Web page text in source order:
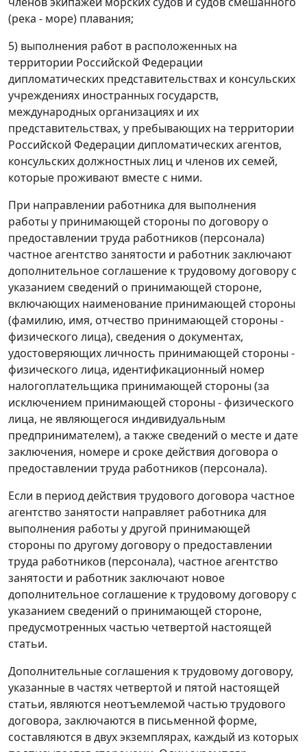
(река - море) плавания;
5) выполнения работ в расположенных на
территории Российской Федерации
дипломатических представительствах и консульских
учреждениях иностранных государств,
международных организациях и их
представительствах, у пребывающих на территории
Российской Федерации дипломатических агентов,
консульских должностных лиц и членов их семей,
которые проживают вместе с ними.
При направлении работника для выполнения
работы у принимающей стороны по договору о
предоставлении труда работников (персонала)
частное агентство занятости и работник заключают
дополнительное соглашение к трудовому договору с
указанием сведений о принимающей стороне,
включающих наименование принимающей стороны
(фамилию, имя, отчество принимающей стороны -
физического лица), сведения о документах,
удостоверяющих личность принимающей стороны -
физического лица, идентификационный номер
налогоплательщика принимающей стороны (за
исключением принимающей стороны - физического
лица, не являющегося индивидуальным
предпринимателем), а также сведений о месте и дате
заключения, номере и сроке действия договора о
предоставлении труда работников (персонала).
Если в период действия трудового договора частное
агентство занятости направляет работника для
выполнения работы у другой принимающей
стороны по другому договору о предоставлении
труда работников (персонала), частное агентство
занятости и работник заключают новое
дополнительное соглашение к трудовому договору с
указанием сведений о принимающей стороне,
предусмотренных частью четвертой настоящей
статьи.
Дополнительные соглашения к трудовому договору,
указанные в частях четвертой и пятой настоящей
статьи, являются неотъемлемой частью трудового
договора, заключаются в письменной форме,
составляются в двух экземплярах, каждый из которых